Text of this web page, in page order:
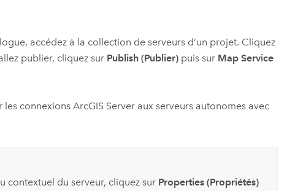
accédez à la collection de serveurs d’un projet. Cliquez
publier, cliquez sur Publish (Publier) puis sur Map Service
les connexionsArcGIS Server aux serveurs autonomes avec
contextuel du serveur, cliquez sur Properties (Propriétés)